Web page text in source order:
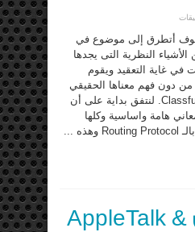
سوف أتطرق إلى موضوع في
الأشياء النظرية التى يجدها
في غاية التعقيد ويقوم
من دون فهم معناها الحقيقي
وهي الـ Classless والـ Classful. لنتفق بداية على أن
هامة واساسية وكلها
مقارنة بين AppleTalk &